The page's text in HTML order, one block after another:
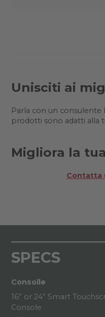
Unisciti ai
Parla con un consulente
prodotti sono adatti alla
Migliora la
Contatta
SPECS
Consolle
16” or 24” Smart
Console